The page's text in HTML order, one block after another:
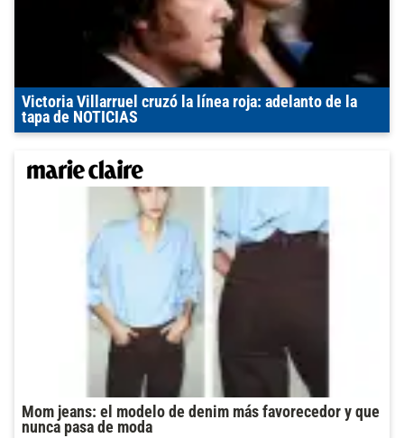
Victoria Villarruel cruzó la línea roja: adelanto de la
tapa de NOTICIAS
Mom jeans: el modelo de denim más favorecedor y que
nunca pasa de moda